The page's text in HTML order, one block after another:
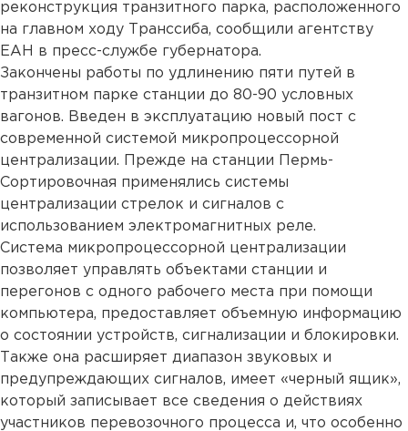
реконструкция транзитного парка, расположенного
на главном ходу Транссиба, сообщили агентству
ЕАН в пресс-службе губернатора.
Закончены работы по удлинению пяти путей в
транзитном парке станции до 80-90 условных
вагонов. Введен в эксплуатацию новый пост с
современной системой микропроцессорной
централизации. Прежде на станции Пермь-
Сортировочная применялись системы
централизации стрелок и сигналов с
использованием электромагнитных реле.
Система микропроцессорной централизации
позволяет управлять объектами станции и
перегонов с одного рабочего места при помощи
компьютера, предоставляет объемную информацию
о состоянии устройств, сигнализации и блокировки.
Также она расширяет диапазон звуковых и
предупреждающих сигналов, имеет «черный ящик»,
который записывает все сведения о действиях
участников перевозочного процесса и, что особенно